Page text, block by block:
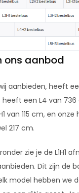
ons aanbod
aanbieden, heeft
een L4 van 736
van 115 cm, en onze
217 cm.
zie je de L1H1
Dit zijn de
model hebben we